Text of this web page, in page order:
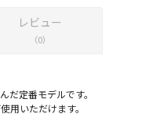
レビュー
（0）
だ定番モデルです。
用いただけます。